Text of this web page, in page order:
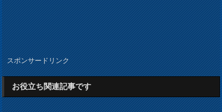
スポンサードリンク
お役立ち関連記事です